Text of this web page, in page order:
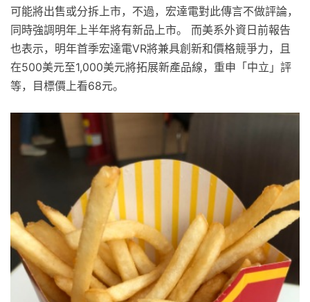
可能將出售或分拆上市，不過，宏達電對此傳言不做評論，
同時強調明年上半年將有新品上市。 而美系外資日前報告
也表示，明年首季宏達電VR將兼具創新和價格競爭力，且
在500美元至1,000美元將拓展新產品線，重申「中立」評
等，目標價上看68元。